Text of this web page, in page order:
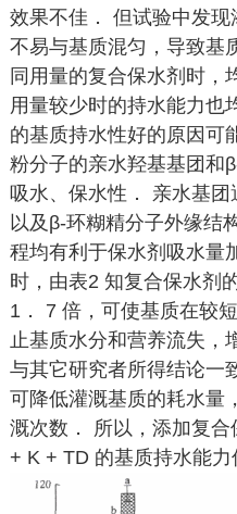
效果不佳． 但试验中发
不易与基质混匀，导致基
同用量的复合保水剂时，
用量较少时的持水能力也
的基质持水性好的原因可
粉分子的亲水羟基基团和
吸水、保水性． 亲水基团
以及β-环糊精分子外缘结
程均有利于保水剂吸水量
时，由表2 知复合保水剂
1． 7 倍，可使基质在较
止基质水分和营养流失，
与其它研究者所得结论一
可降低灌溉基质的耗水量
溉次数． 所以，添加复
+ K + TD 的基质持水能力